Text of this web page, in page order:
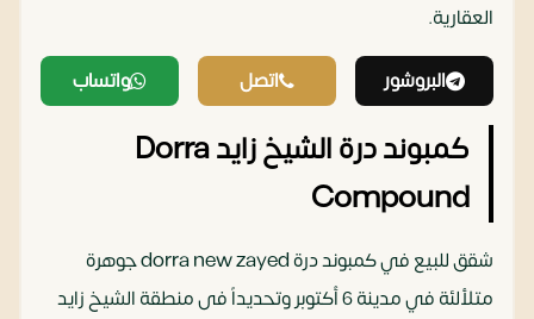
العقارية.
البروشور اتصل واتساب
كمبوند درة الشيخ زايد Dorra
Compound
شقق للبيع في كمبوند درة dorra new zayed جوهرة
متلألئة في مدينة 6 أكتوبر وتحديداً فى منطقة الشيخ زايد